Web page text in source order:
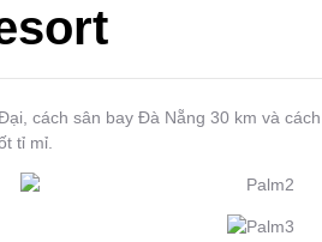
cách sân bay Đà Nẵng 30 km và
tỉ mỉ.